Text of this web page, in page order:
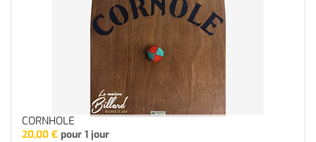
CORNHOLE
20,00 € pour 1 jour